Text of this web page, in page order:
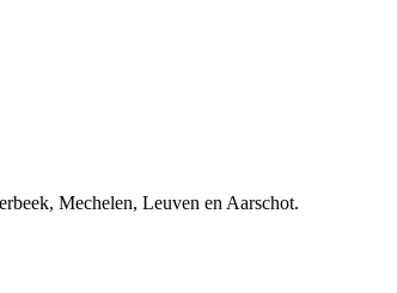
Mechelen, Leuven en Aarschot.